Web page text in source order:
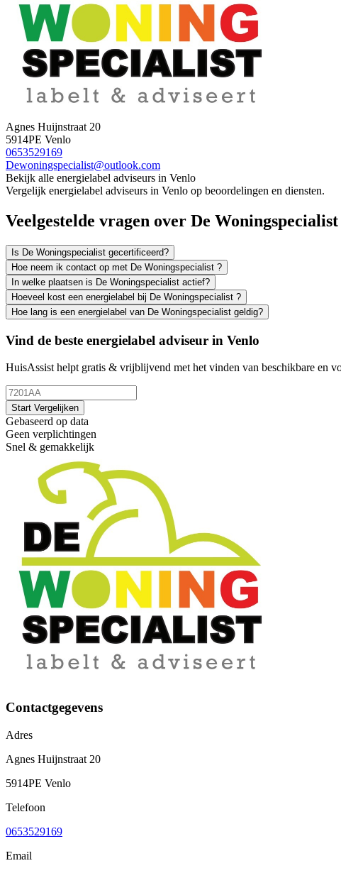
Agnes Huijnstraat 20
5914PE Venlo
0653529169
Dewoningspecialist@outlook.com
Bekijk alle energielabel adviseurs in Venlo
Vergelijk energielabel adviseurs in Venlo op beoordelingen en diensten.
Veelgestelde vragen over De Woningspecialist
Is De Woningspecialist gecertificeerd?
Hoe neem ik contact op met De Woningspecialist ?
In welke plaatsen is De Woningspecialist actief?
Hoeveel kost een energielabel bij De Woningspecialist ?
Hoe lang is een energielabel van De Woningspecialist geldig?
Vind de beste energielabel adviseur in Venlo
HuisAssist helpt gratis & vrijblijvend met het vinden van beschikbare en
Start Vergelijken
Gebaseerd op data
Geen verplichtingen
Snel & gemakkelijk
Contactgegevens
Adres
Agnes Huijnstraat 20
5914PE Venlo
Telefoon
0653529169
Email